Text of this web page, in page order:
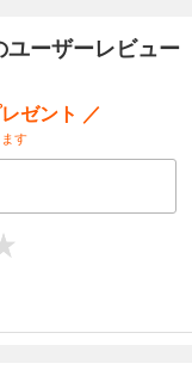
ーザーレビュー
ゼント ／
す